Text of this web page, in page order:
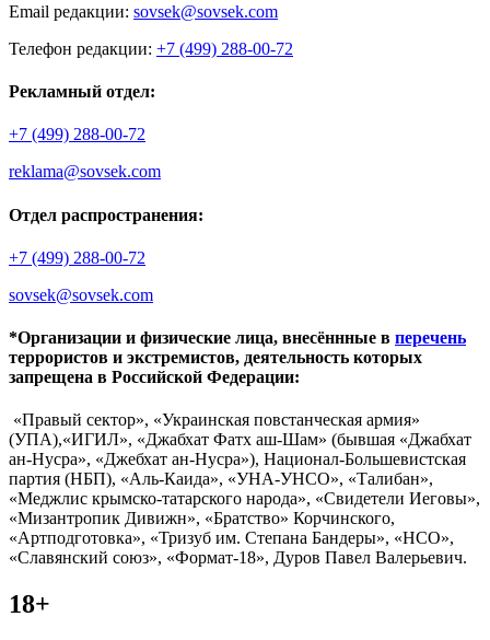
Email редакции: sovsek@sovsek.com
Телефон редакции: +7 (499) 288-00-72
Рекламный отдел:
+7 (499) 288-00-72
reklama@sovsek.com
Отдел распространения:
+7 (499) 288-00-72
sovsek@sovsek.com
*Организации и физические лица, внесённные в перечень
террористов и экстремистов, деятельность которых
запрещена в Российской Федерации:
«Правый сектор», «Украинская повстанческая армия»
(УПА),«ИГИЛ», «Джабхат Фатх аш-Шам» (бывшая «Джабхат
ан-Нусра», «Джебхат ан-Нусра»), Национал-Большевистская
партия (НБП), «Аль-Каида», «УНА-УНСО», «Талибан»,
«Меджлис крымско-татарского народа», «Свидетели Иеговы»,
«Мизантропик Дивижн», «Братство» Корчинского,
«Артподготовка», «Тризуб им. Степана Бандеры», «НСО»,
«Славянский союз», «Формат-18», Дуров Павел Валерьевич.
18+